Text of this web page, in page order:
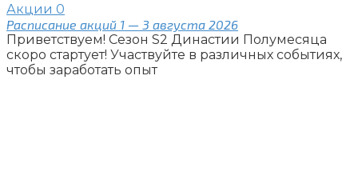
Акции 0
Расписание акций 1 — 3 августа 2026
Приветствуем! Сезон S2 Династии Полумесяца
скоро стартует! Участвуйте в различных событиях,
чтобы заработать опыт